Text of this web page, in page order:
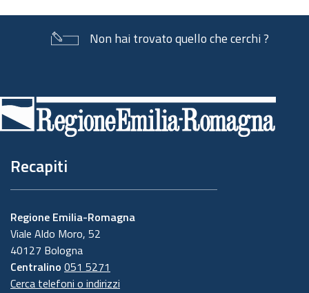
Non hai trovato quello che cerchi ?
di
pagina
Recapiti
Regione Emilia-Romagna
Viale Aldo Moro, 52
40127 Bologna
Centralino 051 5271
Cerca telefoni o indirizzi